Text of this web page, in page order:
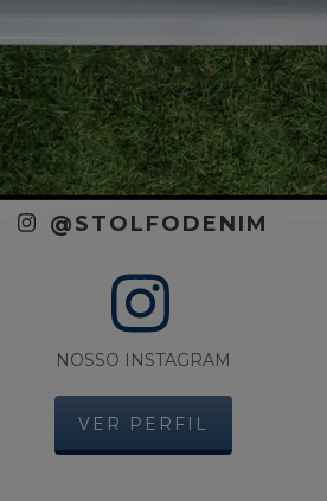
@STOLFODENIM
NOSSO INSTAGRAM
VER PERFIL